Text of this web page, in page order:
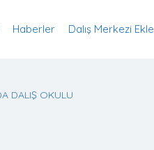
Haberler Dalış Merkezi Ekle